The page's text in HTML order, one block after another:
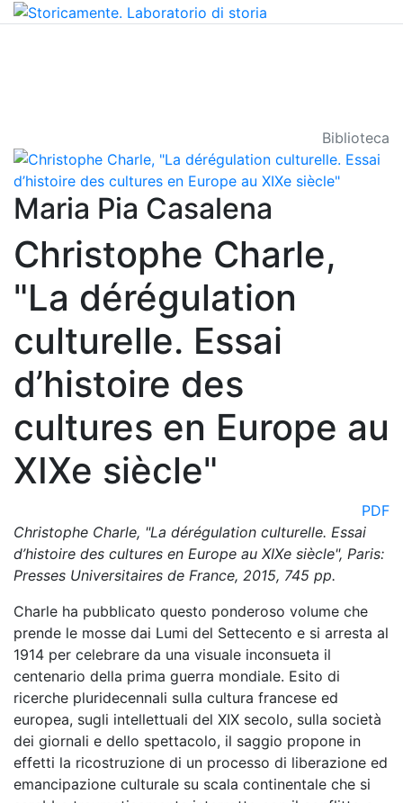
Biblioteca
Maria Pia Casalena
Christophe Charle,
"La dérégulation
culturelle. Essai
d’histoire des
cultures en Europe au
XIXe siècle"
PDF
Christophe Charle, "La dérégulation culturelle. Essai
d’histoire des cultures en Europe au XIXe siècle", Paris:
Presses Universitaires de France, 2015, 745 pp.
Charle ha pubblicato questo ponderoso volume che
prende le mosse dai Lumi del Settecento e si arresta al
1914 per celebrare da una visuale inconsueta il
centenario della prima guerra mondiale. Esito di
ricerche pluridecennali sulla cultura francese ed
europea, sugli intellettuali del XIX secolo, sulla società
dei giornali e dello spettacolo, il saggio propone in
effetti la ricostruzione di un processo di liberazione ed
emancipazione culturale su scala continentale che si